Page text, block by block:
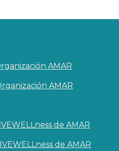
AMAR
AMAR
de AMAR
de AMAR